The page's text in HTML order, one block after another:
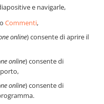
e navigarle,
Commenti,
online) consente di aprire il
online) consente di
online) consente di